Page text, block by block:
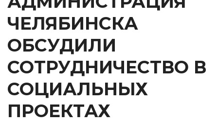
ЧЕЛЯБИНСКА
ОБСУДИЛИ
СОТРУДНИЧЕСТВО В
СОЦИАЛЬНЫХ
ПРОЕКТАХ